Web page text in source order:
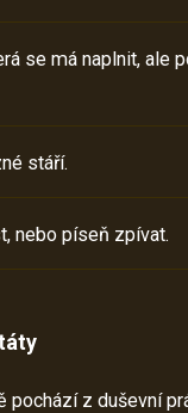
se má naplnit, ale
stáří.
nebo píseň zpívat.
pochází z duševní